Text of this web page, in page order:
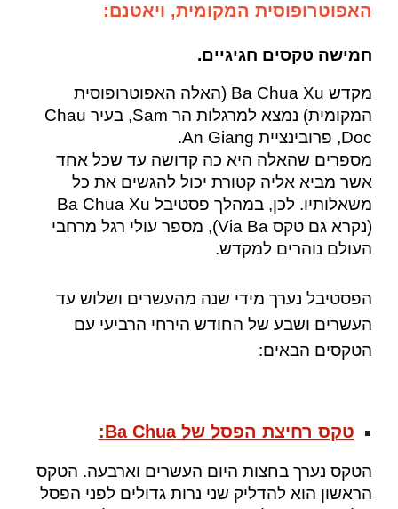
האפוטרופוסית המקומית, ויאטנם:
חמישה טקסים חגיגיים.
מקדש Ba Chua Xu (האלה האפוטרופוסית
המקומית) נמצא למרגלות הר Sam, בעיר Chau
Doc, פרובינציית An Giang.
מספרים שהאלה היא כה קדושה עד שכל אחד
אשר מביא אליה קטורת יכול להגשים את כל
משאלותיו. לכן, במהלך פסטיבל Ba Chua Xu
(נקרא גם טקס Via Ba), מספר עולי רגל מרחבי
העולם נוהרים למקדש.
הפסטיבל נערך מידי שנה מהעשרים ושלוש עד
העשרים ושבע של החודש הירחי הרביעי עם
הטקסים הבאים:
טקס רחיצת הפסל של Ba Chua:
הטקס נערך בחצות היום העשרים וארבעה. הטקס
הראשון הוא להדליק שני נרות גדולים לפני הפסל